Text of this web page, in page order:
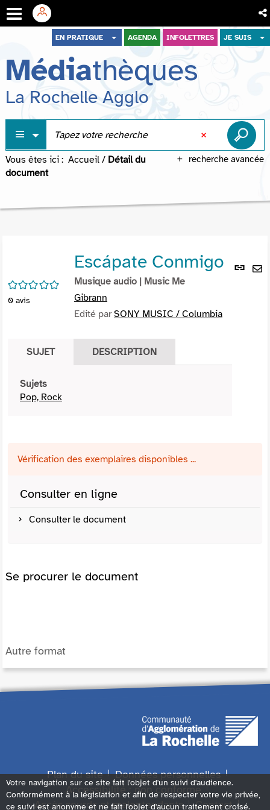
menu
contenu
recherche
EN PRATIQUE AGENDA INFOLETTRES JE SUIS
Médiathèques
La Rochelle Agglo
recherche avancée
Vous êtes ici : Accueil / Détail du
document
Lien
/5
0 avis
Escápate Conmigo
Musique audio | Music Me
Gibrann
Edité parSONY MUSIC / Columbia
SUJET DESCRIPTION
Sujets
Pop, Rock
Vérification des exemplaires disponibles ...
Consulter en ligne
Consulter le document
Se procurer le document
Autre format
Plan du site
Données personnelles
Accessibilité : non conforme
Accès sourds et malentendants
Contact
Votre navigation sur ce site fait l'objet d'un suivi d'audience.
Conformément à la législation et afin de respecter votre vie privée,
ce suivi est anonyme et ne fait l'objet d'aucun traitement croisé.